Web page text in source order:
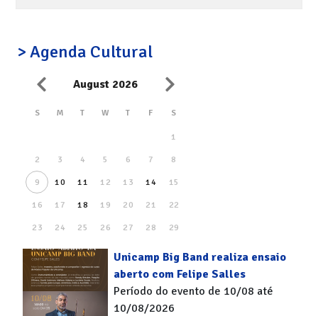
> Agenda Cultural
August 2026
S M T W T F S
1
2 3 4 5 6 7 8
9 10 11 12 13 14 15
16 17 18 19 20 21 22
23 24 25 26 27 28 29
30 31
Unicamp Big Band realiza ensaio
aberto com Felipe Salles
Período do evento de 10/08 até
10/08/2026